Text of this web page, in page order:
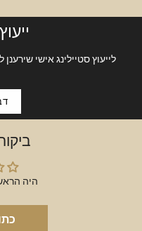
לייעוץ סטיילינג אישי
היה